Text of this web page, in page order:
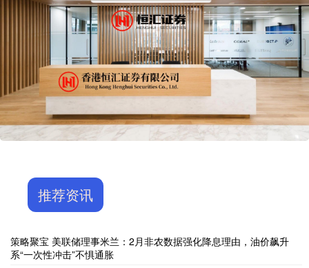
推荐资讯
策略聚宝 美联储理事米兰：2月非农数据强化降息理由，油价飙升
系“一次性冲击”不惧通胀